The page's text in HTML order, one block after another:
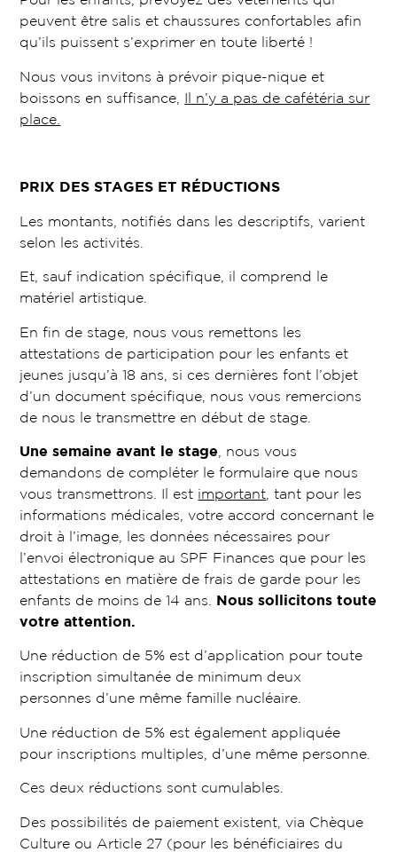
peuvent être salis et chaussures confortables afin
qu’ils puissent s’exprimer en toute liberté !
Nous vous invitons à prévoir pique-nique et
boissons en suffisance, Il n’y a pas de cafétéria sur
place.
PRIX DES STAGES ET RÉDUCTIONS
Les montants, notifiés dans les descriptifs, varient
selon les activités.
Et, sauf indication spécifique, il comprend le
matériel artistique.
En fin de stage, nous vous remettons les
attestations de participation pour les enfants et
jeunes jusqu’à 18 ans, si ces dernières font l’objet
d’un document spécifique, nous vous remercions
de nous le transmettre en début de stage.
Une semaine avant le stage , nous vous
demandons de compléter le formulaire que nous
vous transmettrons. Il est important , tant pour les
informations médicales, votre accord concernant le
droit à l’image, les données nécessaires pour
l’envoi électronique au SPF Finances que pour les
attestations en matière de frais de garde pour les
enfants de moins de 14 ans. Nous sollicitons toute
votre attention.
Une réduction de 5% est d’application pour toute
inscription simultanée de minimum deux
personnes d’une même famille nucléaire.
Une réduction de 5% est également appliquée
pour inscriptions multiples, d’une même personne.
Ces deux réductions sont cumulables.
Des possibilités de paiement existent, via Chèque
Culture ou Article 27 (pour les bénéficiaires du